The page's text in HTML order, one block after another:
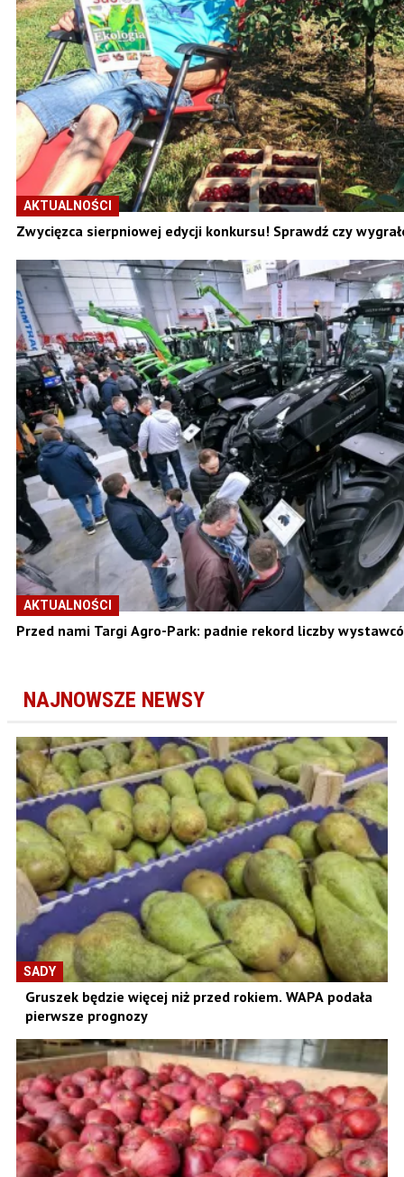
AKTUALNOŚCI
Zwycięzca sierpniowej edycji konkursu! Sprawdź czy
AKTUALNOŚCI
Przed nami Targi Agro-Park: padnie rekord liczby
NAJNOWSZE NEWSY
SADY
Gruszek będzie więcej niż przed rokiem. WAPA podała
pierwsze prognozy